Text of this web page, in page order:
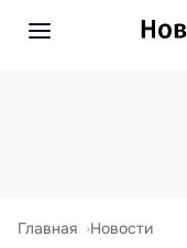
Главная Новости